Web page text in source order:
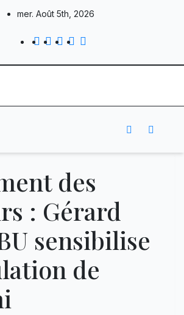
mer. Août 5th, 2026
des
: Gérard
sensibilise
de